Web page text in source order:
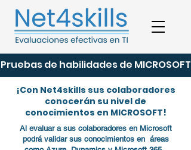
Pruebas de habilidades de MICROSOFT
¡Con Net4skills sus colaboradores
conocerán su nivel de
conocimientos en MICROSOFT!
Al evaluar a sus colaboradores en Microsoft
podrá validar sus conocimientos en áreas